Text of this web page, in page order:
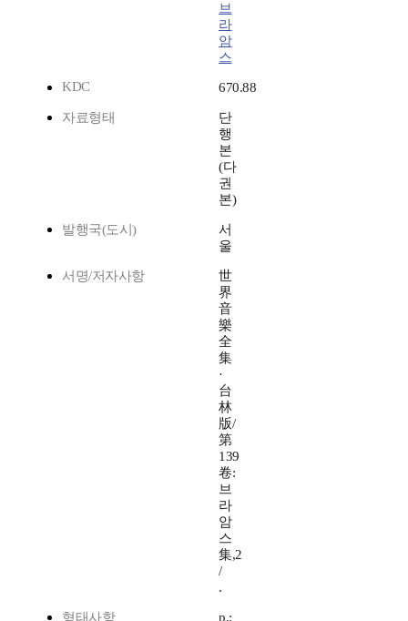
브
라
암
스
KDC
670.88
자료형태
단
행
본
(다
권
본)
발행국(도시)
서
울
서명/저자사항
世
界
音
樂
全
集
·
台
林
版/
第
139
卷:
브
라
암
스
集,2
/
.
형태사항
p.: